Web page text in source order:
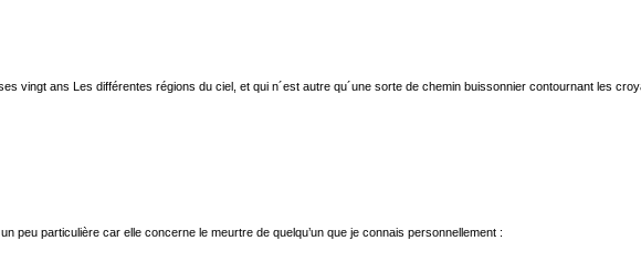
vingt ans Les différentes régions du ciel, et qui n´est autre qu´une sorte de chemin buissonnier contournant les
peu particulière car elle concerne le meurtre de quelqu’un que je connais personnellement :